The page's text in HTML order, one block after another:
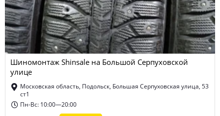
Шиномонтаж Shinsale на Большой Серпуховской
улице
Московская область, Подольск, Большая Серпуховская улица, 53
ст1
Пн-Вс: 10:00—20:00